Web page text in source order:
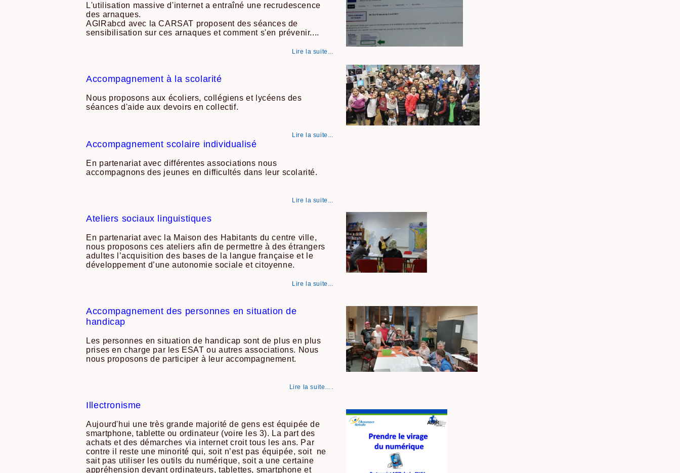
L'utilisation massive d'internet a entraîné une recrudescence
des arnaques.
AGIRabcd avec la CARSAT proposent des séances de
sensibilisation sur ces arnaques et comment s'en prévenir....
Lire la suite...
Accompagnement à la scolarité
Nous proposons aux écoliers, collégiens et lycéens des
séances d'aide aux devoirs en collectif.
Lire la suite...
Accompagnement scolaire individualisé
En partenariat avec différentes associations nous
accompagnons des jeunes en difficultés dans leur scolarité.
Lire la suite...
Ateliers sociaux linguistiques
En partenariat avec la Maison des Habitants du centre ville,
nous proposons ces ateliers afin de permettre à des étrangers
adultes l’acquisition des bases de la langue française et le
développement d’une autonomie sociale et citoyenne.
Lire la suite...
Accompagnement des personnes en situation de
handicap
Les personnes en situation de handicap sont de plus en plus
prises en charge par les ESAT ou autres associations. Nous
nous proposons de participer à leur accompagnement.
Lire la suite….
Illectronisme
Aujourd'hui une très grande majorité de gens est équipée de
smartphone, tablette ou ordinateur (voire les 3). La part des
achats et des démarches via internet croit tous les ans. Par
contre il reste une minorité qui, soit n’est pas équipée, soit ne
sait pas utiliser les outils du numérique, soit a une certaine
appréhension devant ordinateurs, tablettes, smartphone et